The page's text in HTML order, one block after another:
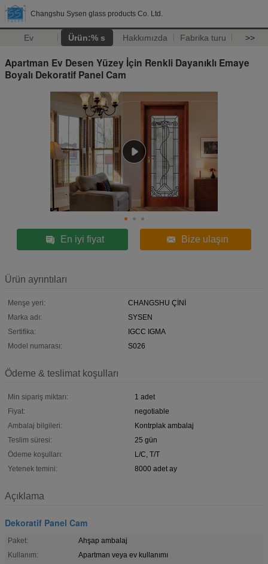
Changshu Sysen glass products Co. Ltd.
Ev Ürün:% s Hakkımızda Fabrika turu >>
Apartman Ev Desen Yüzey İçin Renkli Dayanıklı Emaye
Boyalı Dekoratif Panel Cam
En iyi fiyat Bize ulaşın
Ürün ayrıntıları
Menşe yeri:
CHANGSHU ÇİNİ
Marka adı:
SYSEN
Sertifika:
IGCC IGMA
Model numarası:
S026
Ödeme & teslimat koşulları
Min sipariş miktarı:
1 adet
Fiyat:
negotiable
Ambalaj bilgileri:
Kontrplak ambalaj
Teslim süresi:
25 gün
Ödeme koşulları:
L/C, T/T
Yetenek temini:
8000 adet ay
Açıklama
Dekoratif Panel Cam
Paket:
Ahşap ambalaj
Kullanım:
Apartman veya ev kullanımı